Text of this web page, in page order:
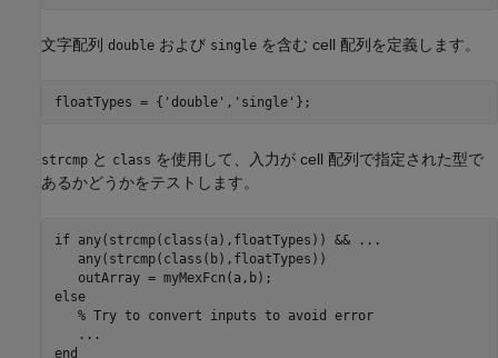
文字配列 double および single を含む cell 配列を定義します。
floatTypes = { 'double' , 'single' };
strcmp と class を使用して、入力が cell 配列で指定された型で
あるかどうかをテストします。
if any(strcmp(class(a),floatTypes)) &&
...
   any(strcmp(class(b),floatTypes))
else
% Try to convert inputs to avoid error
...
end